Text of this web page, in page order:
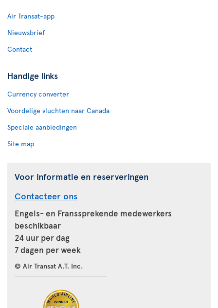
Air Transat-app
Nieuwsbrief
Contact
Handige links
Currency converter
Voordelige vluchten naar Canada
Speciale aanbiedingen
Site map
Voor informatie en reserveringen
Contacteer ons
Engels- en Franssprekende medewerkers
beschikbaar
24 uur per dag
7 dagen per week
© Air Transat A.T. Inc.